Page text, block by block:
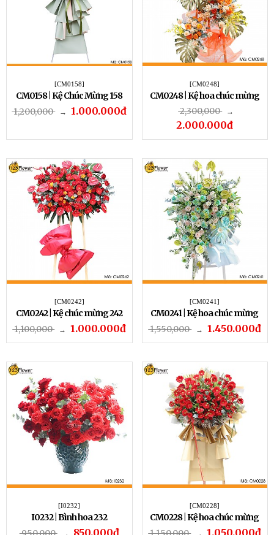
[CM0158]
CM0158 | Kệ Chúc Mừng 158
1,200,000 → 1.000.000đ
[CM0248]
CM0248 | Kệ hoa chúc mừng
248
2,300,000 →
2.000.000đ
[CM0242]
CM0242 | Kệ chúc mừng 242
1,100,000 → 1.000.000đ
[CM0241]
CM0241 | Kệ hoa chúc mừng
241
1,550,000 → 1.450.000đ
[I0232]
I0232 | Bình hoa 232
→ 850.000đ
[CM0228]
CM0228 | Kệ hoa chúc mừng
228
→ 1.050.000đ